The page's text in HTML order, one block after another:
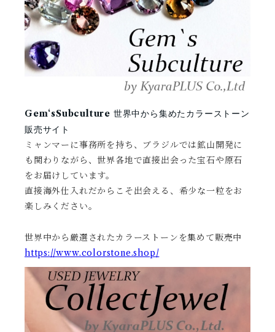
Gem‘sSubculture 世界中から集めたカラーストーン
販売サイト
ミャンマーに事務所を持ち、ブラジルでは鉱山開発に
も関わりながら、世界各地で直接出会った宝石や原石
をお届けしています。
直接海外仕入れだからこそ出会える、希少な一粒をお
楽しみください。
世界中から厳選されたカラーストーンを集めて販売中
https://www.colorstone.shop/